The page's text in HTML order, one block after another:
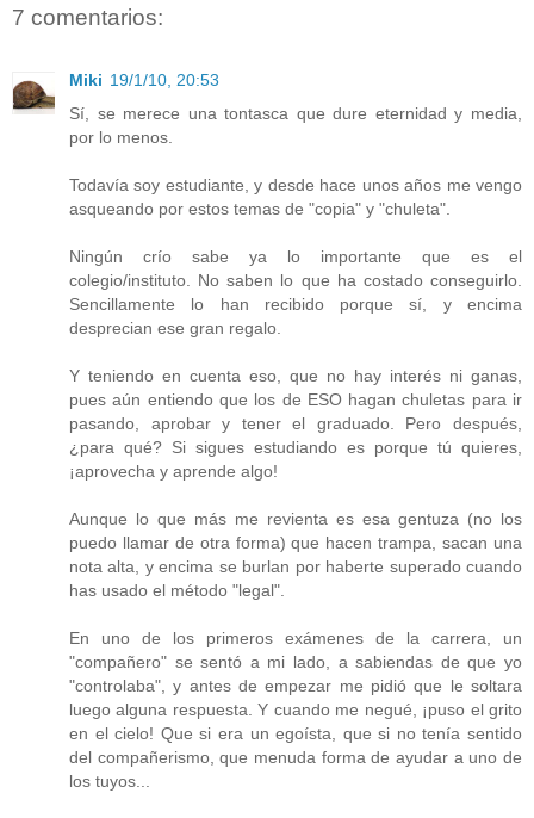
7 comentarios:
Miki 19/1/10, 20:53
Sí, se merece una tontasca que dure eternidad y media,
por lo menos.
Todavía soy estudiante, y desde hace unos años me vengo
asqueando por estos temas de "copia" y "chuleta".
Ningún crío sabe ya lo importante que es el
colegio/instituto. No saben lo que ha costado conseguirlo.
Sencillamente lo han recibido porque sí, y encima
desprecian ese gran regalo.
Y teniendo en cuenta eso, que no hay interés ni ganas,
pues aún entiendo que los de ESO hagan chuletas para ir
pasando, aprobar y tener el graduado. Pero después,
¿para qué? Si sigues estudiando es porque tú quieres,
¡aprovecha y aprende algo!
Aunque lo que más me revienta es esa gentuza (no los
puedo llamar de otra forma) que hacen trampa, sacan una
nota alta, y encima se burlan por haberte superado cuando
has usado el método "legal".
En uno de los primeros exámenes de la carrera, un
"compañero" se sentó a mi lado, a sabiendas de que yo
"controlaba", y antes de empezar me pidió que le soltara
luego alguna respuesta. Y cuando me negué, ¡puso el grito
en el cielo! Que si era un egoísta, que si no tenía sentido
del compañerismo, que menuda forma de ayudar a uno de
los tuyos...